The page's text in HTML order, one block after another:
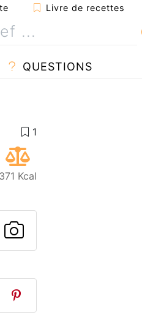
Livre de recettes
QUESTIONS
371 Kcal
recette à un
cette page
une
Publier votre